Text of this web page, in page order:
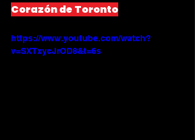
Corazón de Toronto
https://www.youtube.com/watch?
v=SXTxycJrOD8&t=6s